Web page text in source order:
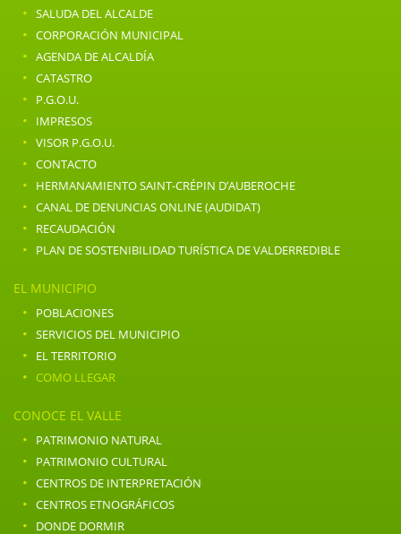
· SALUDA DEL ALCALDE
· CORPORACIÓN MUNICIPAL
· AGENDA DE ALCALDÍA
· CATASTRO
· P.G.O.U.
· IMPRESOS
· VISOR P.G.O.U.
· CONTACTO
· HERMANAMIENTO SAINT-CRÉPIN D’AUBEROCHE
· CANAL DE DENUNCIAS ONLINE (AUDIDAT)
· RECAUDACIÓN
· PLAN DE SOSTENIBILIDAD TURÍSTICA DE VALDERREDIBLE
EL MUNICIPIO
· POBLACIONES
· SERVICIOS DEL MUNICIPIO
· EL TERRITORIO
· COMO LLEGAR
CONOCE EL VALLE
· PATRIMONIO NATURAL
· PATRIMONIO CULTURAL
· CENTROS DE INTERPRETACIÓN
· CENTROS ETNOGRÁFICOS
· DONDE DORMIR